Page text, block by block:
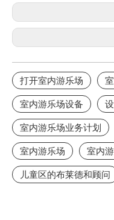
打开室内游乐场
室内游乐场设备
室内游乐场业务计划
室内游乐场 室内
儿童区的布莱德和顾问